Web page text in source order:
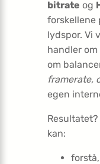
bitrate og
forskellene
lydspor. Vi
handler
om
framerate,
egen
kan:
forstå,